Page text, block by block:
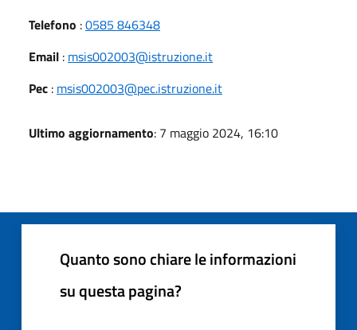
Telefono :0585 846348
Email : msis002003@istruzione.it
Pec : msis002003@pec.istruzione.it
Ultimo aggiornamento: 7 maggio 2024, 16:10
Quanto sono chiare le informazioni
su questa pagina?